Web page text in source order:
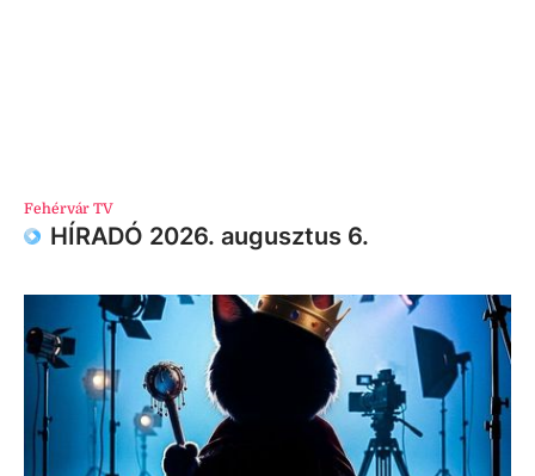
Fehérvár TV
HÍRADÓ 2026. augusztus 6.